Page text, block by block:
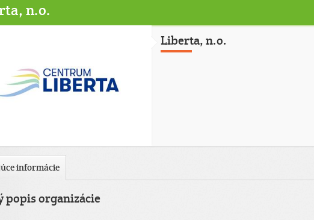
n.o.
Liberta, n.o.
informácie
popis organizácie